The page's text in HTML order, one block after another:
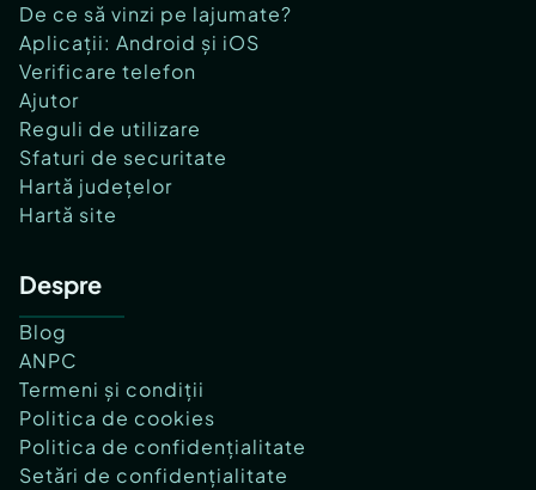
De ce să vinzi pe lajumate?
Aplicații: Android și iOS
Verificare telefon
Ajutor
Reguli de utilizare
Sfaturi de securitate
Hartă județelor
Hartă site
Despre
Blog
ANPC
Termeni și condiții
Politica de cookies
Politica de confidențialitate
Setări de confidențialitate